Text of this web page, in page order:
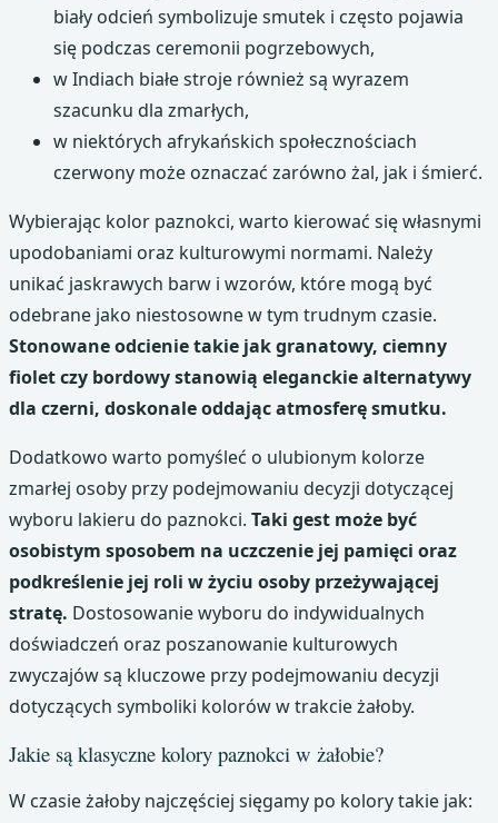
biały odcień symbolizuje smutek i często pojawia
się podczas ceremonii pogrzebowych,
w Indiach białe stroje również są wyrazem
szacunku dla zmarłych,
w niektórych afrykańskich społecznościach
czerwony może oznaczać zarówno żal, jak i śmierć.
Wybierając kolor paznokci, warto kierować się własnymi
upodobaniami oraz kulturowymi normami. Należy
unikać jaskrawych barw i wzorów, które mogą być
odebrane jako niestosowne w tym trudnym czasie.
Stonowane odcienie takie jak granatowy, ciemny
fiolet czy bordowy stanowią eleganckie alternatywy
dla czerni, doskonale oddając atmosferę smutku.
Dodatkowo warto pomyśleć o ulubionym kolorze
zmarłej osoby przy podejmowaniu decyzji dotyczącej
wyboru lakieru do paznokci. Taki gest może być
osobistym sposobem na uczczenie jej pamięci oraz
podkreślenie jej roli w życiu osoby przeżywającej
stratę. Dostosowanie wyboru do indywidualnych
doświadczeń oraz poszanowanie kulturowych
zwyczajów są kluczowe przy podejmowaniu decyzji
dotyczących symboliki kolorów w trakcie żałoby.
Jakie są klasyczne kolory paznokci w żałobie?
W czasie żałoby najczęściej sięgamy po kolory takie jak: